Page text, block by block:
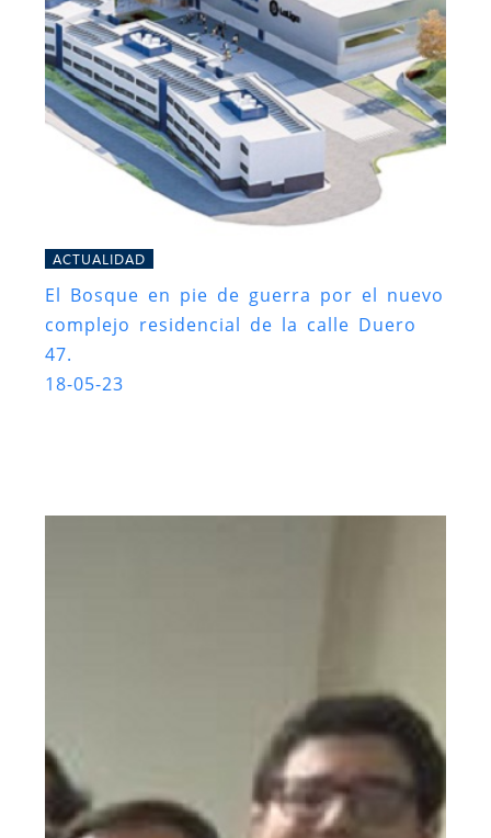
ACTUALIDAD
El Bosque en pie de guerra por el nuevo
complejo residencial de la calle Duero
47.
18-05-23